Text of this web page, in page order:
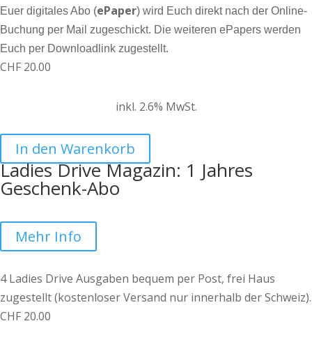
Euer digitales Abo (ePaper) wird Euch direkt nach der Online-
Buchung per Mail zugeschickt. Die weiteren ePapers werden
Euch per Downloadlink zugestellt.
CHF 20.00
inkl. 2.6% MwSt.
In den Warenkorb
Ladies Drive Magazin: 1 Jahres
Geschenk-Abo
Mehr Info
4 Ladies Drive Ausgaben bequem per Post, frei Haus
zugestellt (kostenloser Versand nur innerhalb der Schweiz).
CHF 20.00